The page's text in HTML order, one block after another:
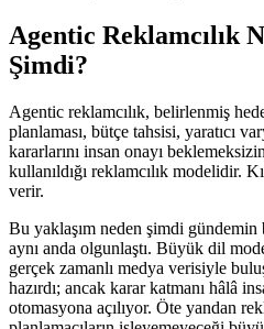
Agentic Reklamcılık
Şimdi?
Agentic reklamcılık, belirlenmiş
planlaması, bütçe tahsisi, yaratıcı
kararlarını insan onayı
kullanıldığı reklamcılık modelidir.
verir.
Bu yaklaşım neden şimdi gündemin
aynı anda olgunlaştı. Büyük dil
gerçek zamanlı medya verisiyle
hazırdı; ancak karar katmanı hâlâ
otomasyona açılıyor. Öte yandan